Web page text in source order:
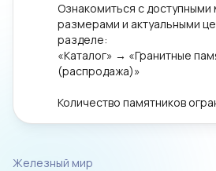
Ознакомиться с
размерами и актуальными
разделе:
«Каталог» → «Гранитные
(распродажа)»
Количество памятников
Железный мир